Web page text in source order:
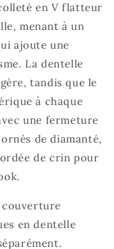
en V flatteur
menant à un
ajoute une
La dentelle
tandis que le
à chaque
une fermeture
de diamanté,
de crin pour
couverture
en dentelle